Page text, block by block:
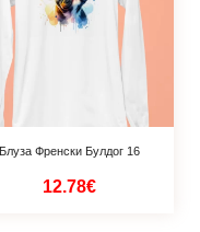
Блуза Френски Булдог 16
12.78€